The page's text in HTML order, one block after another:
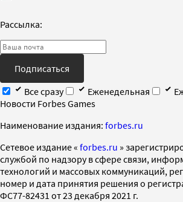
Рассылка:
Подписаться
Все сразу
Еженедельная
Новости Forbes Games
Наименование издания: forbes.ru
Cетевое издание « forbes.ru »
службой по надзору в сфере связи,
технологий и массовых коммуникаций,
номер и дата принятия решения о
ФС77-82431 от 23 декабря 2021 г.